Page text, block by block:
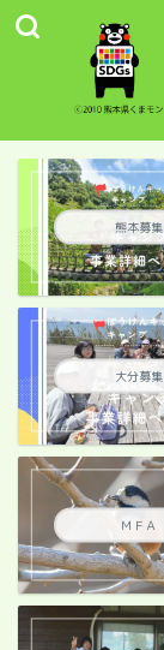
熊本募集
大分募集
ＭＦＡ